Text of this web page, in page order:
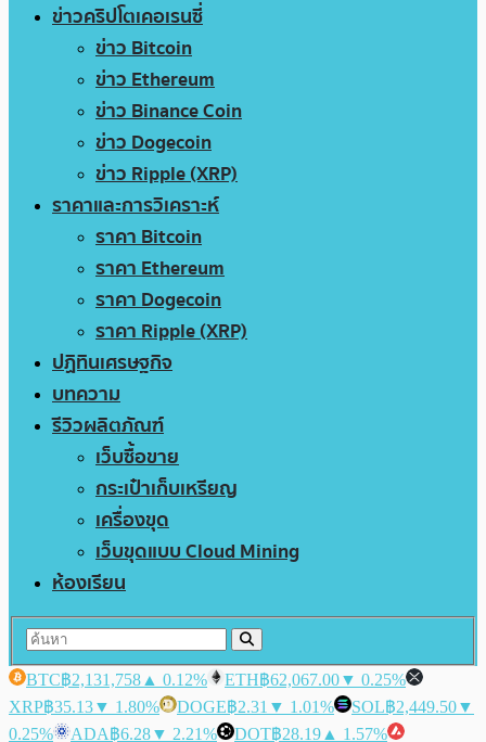
ข่าวคริปโตเคอเรนซี่
ข่าว Bitcoin
ข่าว Ethereum
ข่าว Binance Coin
ข่าว Dogecoin
ข่าว Ripple (XRP)
ราคาและการวิเคราะห์
ราคา Bitcoin
ราคา Ethereum
ราคา Dogecoin
ราคา Ripple (XRP)
ปฏิทินเศรษฐกิจ
บทความ
รีวิวผลิตภัณฑ์
เว็บซื้อขาย
กระเป๋าเก็บเหรียญ
เครื่องขุด
เว็บขุดแบบ Cloud Mining
ห้องเรียน
BTC฿2,131,758 ▲ 0.12% ETH฿62,067.00▼ 0.25%
XRP฿35.13▼ 1.80% DOGE฿2.31 ▼ 1.01% SOL฿2,449.50▼
0.25%
ADA฿6.28▼ 2.21% DOT฿28.19 ▲ 1.57%